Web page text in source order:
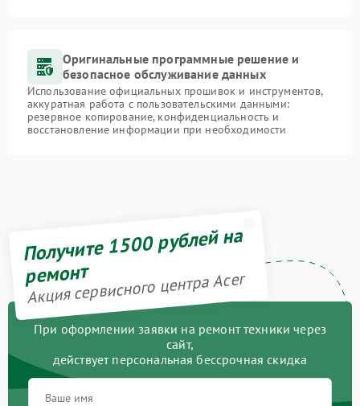
Оригинальные программные решение и
безопасное обслуживание данных
Использование официальных прошивок и инструментов,
аккуратная работа с пользовательскими данными:
резервное копирование, конфиденциальность и
восстановление информации при необходимости
Получите 1500 рублей на
ремонт
Акция сервисного центра Acer
При оформлении заявки на ремонт техники через
сайт,
действует персональная бессрочная скидка